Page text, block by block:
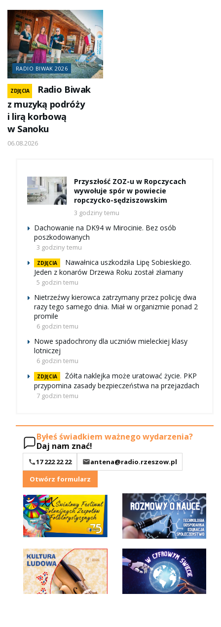
RADIO BIWAK 2026
ZDJĘCIA
Radio Biwak
z muzyką podróży
i lirą korbową
w Sanoku
06.08.2026
Przyszłość ZOZ-u w Ropczycach
wywołuje spór w powiecie
ropczycko-sędziszowskim
3 godziny temu
Dachowanie na DK94 w Mirocinie. Bez osób
poszkodowanych
3 godziny temu
ZDJĘCIA
Nawałnica uszkodziła Lipę Sobieskiego.
Jeden z konarów Drzewa Roku został złamany
5 godzin temu
Nietrzeźwy kierowca zatrzymany przez policję dwa
razy tego samego dnia. Miał w organizmie ponad 2
promile
6 godzin temu
Nowe spadochrony dla uczniów mieleckiej klasy
lotniczej
6 godzin temu
ZDJĘCIA
Żółta naklejka może uratować życie. PKP
przypomina zasady bezpieczeństwa na przejazdach
7 godzin temu
Byłeś świadkiem ważnego wydarzenia?
Daj nam znać!
17 222 22 22
antena@radio.rzeszow.pl
Otwórz formularz